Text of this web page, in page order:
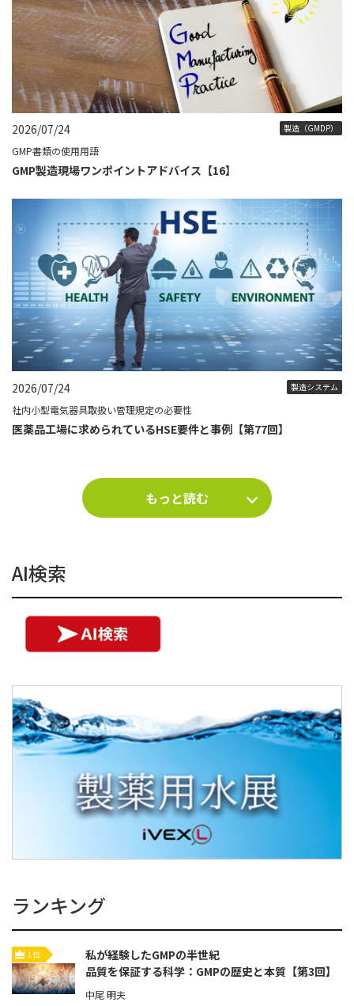
2026/07/24 製造（GMDP）
GMP書類の使用用語
GMP製造現場ワンポイントアドバイス【16】
2026/07/24 製造システム
社内小型電気器具取扱い管理規定の必要性
医薬品工場に求められているHSE要件と事例【第77回】
もっと読む
AI検索
ランキング
1位
私が経験したGMPの半世紀
品質を保証する科学：GMPの歴史と本質【第3回】
中尾 明夫